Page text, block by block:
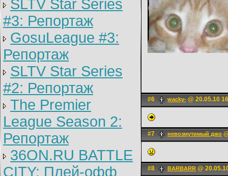
SLTV Star Series
#3: Репортаж
GosuLeague #3:
Репортаж
SLTV Star Series
#2: Репортаж
The Premier
League Season 2:
Репортаж
36ON.RU BATTLE
CITY: Плей-офф
#6 wacky- @ 20.05.10
#7 невозмутимый джо
#8 BARBARR @